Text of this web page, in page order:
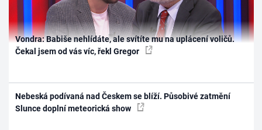
Vondra: Babiše nehlídáte, ale svítíte mu na uplácení voličů.
Čekal jsem od vás víc, řekl Gregor
Nebeská podívaná nad Českem se blíží. Působivé zatmění
Slunce doplní meteorická show